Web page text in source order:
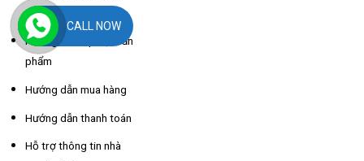
sản phẩm
Hướng dẫn lắp đặt sản
phẩm
Hướng dẫn mua hàng
Hướng dẫn thanh toán
Hỗ trợ thông tin nhà
CALL NOW